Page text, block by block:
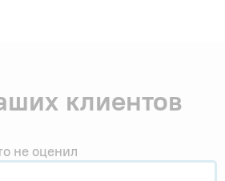
клиентов
не оценил